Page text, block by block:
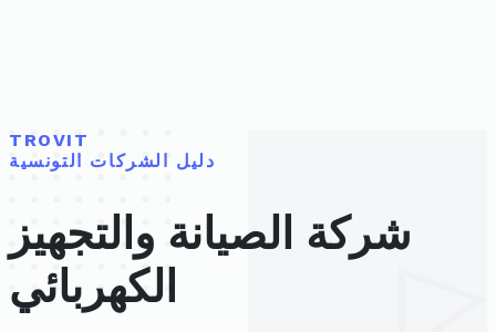
TROVIT
دليل الشركات التونسية
شركة الصيانة والتجهيز
الكهربائي